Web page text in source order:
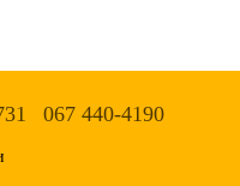
067 440-4190